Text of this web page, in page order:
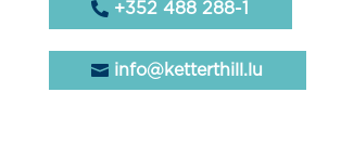
+352 488 288-1
info@ketterthill.lu